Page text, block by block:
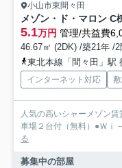
小山市東間々田
メゾン・ド・マロン C
5.1万円 管理/共益費
46.67㎡ (2DK) /築21年 /2
東北本線「間々田」駅
インターネット対応
人気の高いシャーメゾン
車場２台付（無料）●Ｗｉ
る
募集中の部屋